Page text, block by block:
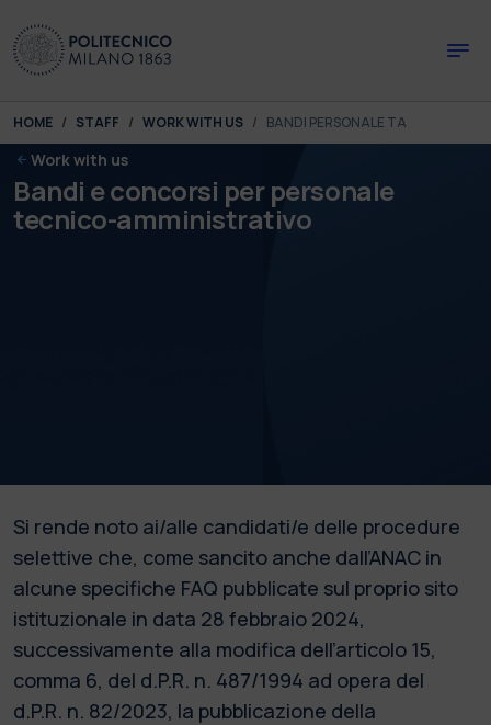
You are here:
HOME STAFF WORK WITH US BANDI PERSONALE TA
Work with us
Bandi e concorsi per personale
tecnico-amministrativo
Si rende noto ai/alle candidati/e delle procedure
selettive che, come sancito anche dall’ANAC in
alcune specifiche FAQ pubblicate sul proprio sito
istituzionale in data 28 febbraio 2024,
successivamente alla modifica dell’articolo 15,
comma 6, del d.P.R. n. 487/1994 ad opera del
d.P.R. n. 82/2023, la pubblicazione della